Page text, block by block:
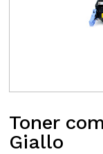
Toner
Giallo